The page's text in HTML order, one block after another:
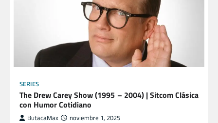
SERIES
The Drew Carey Show (1995 – 2004) | Sitcom Clásica
con Humor Cotidiano
ButacaMax noviembre 1, 2025